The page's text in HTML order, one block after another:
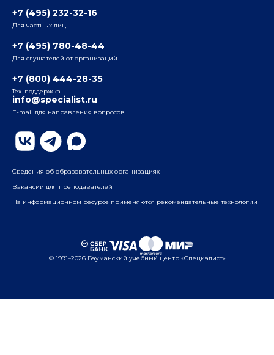
Радио
ул. Радио, д.24, корпус 1, 2-й подъезд, 2-й этаж
ул. Воронцовская, д. 35Б, корп.2, 5-й этаж
Бауманский
ул. Бауманская, д. 6, стр. 2, бизнес-центр «Виктория
Плаза», 4-й этаж
+7 (495) 232-32-16
Для частных лиц
+7 (495) 780-48-44
Для слушателей от организаций
+7 (800) 444-28-35
Тех. поддержка
info@specialist.ru
E-mail для направления вопросов
Сведения об образовательных организациях
Вакансии для преподавателей
На информационном ресурсе применяются рекомендательные технологии
© 1991–2026 Бауманский учебный центр «Специалист»